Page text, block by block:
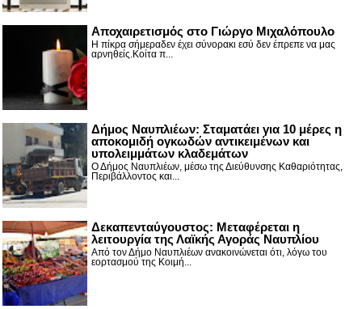
Αποχαιρετισμός στο Γιώργο Μιχαλόπουλο
Η πίκρα σήμεραδεν έχει σύνορακι εσύ δεν έπρεπε να μας
αρνηθείς.Κοίτα π...
Δήμος Ναυπλιέων: Σταματάει για 10 μέρες η
αποκομιδή ογκωδών αντικειμένων και
υπολειμμάτων κλαδεμάτων
Ο Δήμος Ναυπλιέων, μέσω της Διεύθυνσης Καθαριότητας,
Περιβάλλοντος και...
Δεκαπενταύγουστος: Μεταφέρεται η
λειτουργία της Λαϊκής Αγοράς Ναυπλίου
Από τον Δήμο Ναυπλιέων ανακοινώνεται ότι, λόγω του
εορτασμού της Κοιμή...